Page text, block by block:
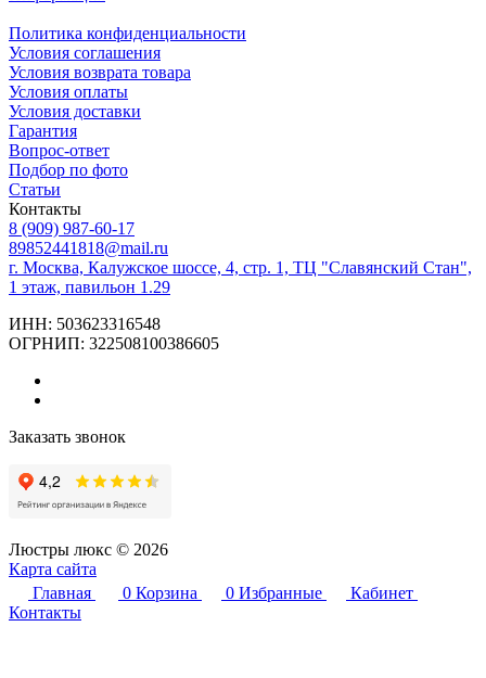
Политика конфиденциальности
Условия соглашения
Условия возврата товара
Условия оплаты
Условия доставки
Гарантия
Вопрос-ответ
Подбор по фото
Статьи
Контакты
8 (909) 987-60-17
89852441818@mail.ru
г. Москва, Калужское шоссе, 4, стр. 1, ТЦ "Славянский Стан",
1 этаж, павильон 1.29
ИНН: 503623316548
ОГРНИП: 322508100386605
Заказать звонок
Люстры люкс © 2026
Карта сайта
Главная
0 Корзина 0 Избранные
Кабинет
Контакты